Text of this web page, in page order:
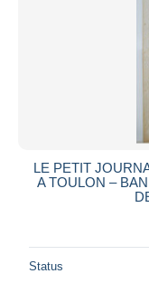
LE PETIT
A TOULON –
Status